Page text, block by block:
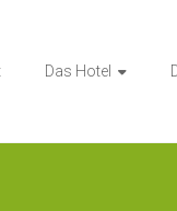
Das Hotel